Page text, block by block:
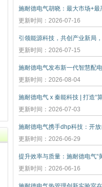
更新时间：2026-07-16
更新时间：2026-07-15
施耐德电气发布新一代智慧配
更新时间：2026-08-04
施耐德电气 x 秦能科技 | 打造“
更新时间：2026-07-03
更新时间：2026-06-29
更新时间：2026-06-16